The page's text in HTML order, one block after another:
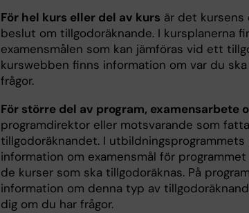
För hel kurs eller del av kurs är det kursens
beslut om tillgodoräknande. I kursplanerna
examensmålen som kan jämföras vid ett
kurswebben finns information om var du
frågor.
För större del av program, examensarbete
programdirektor eller motsvarande som
tillgodoräknandet. I
information om examensmål för
de kurser som ska tillgodoräknas. På
information om denna typ av
dig om du har frågor.